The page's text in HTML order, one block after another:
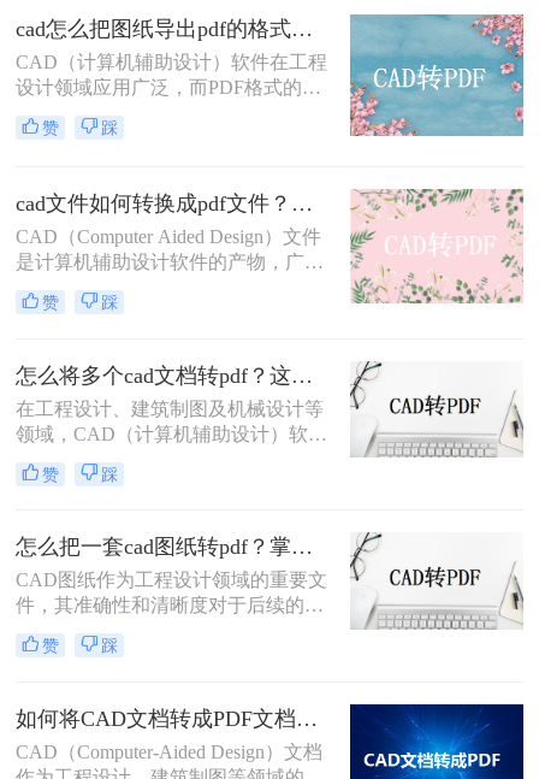
DWG文件转换成PDF格式。那么
DWG如何转换成PDF呢？本文将介绍
三种将DWG转换成PDF的方法。
cad怎么把图纸导出pdf的格式？教你四个方法！
CAD（计算机辅助设计）软件在工程
设计领域应用广泛，而PDF格式的文
件因其跨平台、易阅读的特性，常被
用于文件分享和存档。因此，将CAD
多。那么CAD怎么把图纸导出PDF的
格式呢？本文将介绍四种常用的方
法，帮助您轻松实现CAD图纸到PDF
的转换。
赞 踩
cad文件如何转换成pdf文件？三种快速实用的方法！
CAD（Computer Aided Design）文件
是计算机辅助设计软件的产物，广泛
应用于工程设计、机械制图、建筑设
计等领域。然而，由于CAD文件的特
面临兼容性问题。将CAD文件转换为
PDF格式是一种有效的解决方案，因
为PDF文件具有广泛的兼容性和良好
的排版保持性。那么cad文件如何转换
成pdf文件呢？以下是将CAD文件转
换为PDF文件的几种方法。
赞 踩
怎么将多个cad文档转pdf？这三种方法最好用！
在工程设计、建筑制图及机械设计等
领域，CAD（计算机辅助设计）软件
是不可或缺的工具。然而，在需要将
多个CAD文档分享给非CAD软件用户
PDF格式成为了一个常见的需求。
PDF格式以其良好的兼容性和稳定
性，确保了文档在不同设备和软件中
的一致呈现。那么怎么将多个cad文档
转pdf呢？以下是将多个CAD文档转
换为PDF格式的几种方法。
赞 踩
怎么把一套cad图纸转pdf？掌握这3招就够了！
CAD图纸作为工程设计领域的重要文
件，其准确性和清晰度对于后续的设
计、施工及交流至关重要。然而，在
实际应用中，我们常常需要将CAD图
或存档。那么怎么把一套cad图纸转
pdf呢？以下，将详细介绍几种将一套
CAD图纸转换为PDF格式的方法。
赞 踩
如何将CAD文档转成PDF文档？这三种转换方法快来了解下！
CAD（Computer-Aided Design）文档